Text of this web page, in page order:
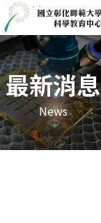
最新消息
News